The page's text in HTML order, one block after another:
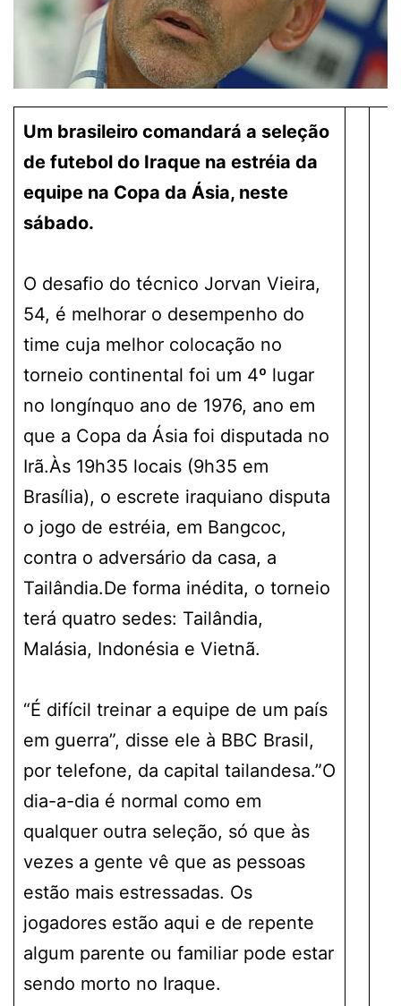
Um brasileiro comandará a seleção
de futebol do Iraque na estréia da
equipe na Copa da Ásia, neste
sábado.
O desafio do técnico Jorvan Vieira,
54, é melhorar o desempenho do
time cuja melhor colocação no
torneio continental foi um 4º lugar
no longínquo ano de 1976, ano em
que a Copa da Ásia foi disputada no
Irã.Às 19h35 locais (9h35 em
Brasília), o escrete iraquiano disputa
o jogo de estréia, em Bangcoc,
contra o adversário da casa, a
Tailândia.De forma inédita, o torneio
terá quatro sedes: Tailândia,
Malásia, Indonésia e Vietnã.
“É difícil treinar a equipe de um país
em guerra”, disse ele à BBC Brasil,
por telefone, da capital tailandesa.”O
dia-a-dia é normal como em
qualquer outra seleção, só que às
vezes a gente vê que as pessoas
estão mais estressadas. Os
jogadores estão aqui e de repente
algum parente ou familiar pode estar
sendo morto no Iraque.